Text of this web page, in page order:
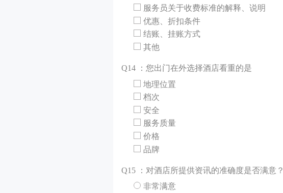
服务员关于收费标准的解释、说明
优惠、折扣条件
结账、挂账方式
其他
Q14 ：您出门在外选择酒店看重的是
地理位置
档次
安全
服务质量
价格
品牌
Q15 ：对酒店所提供资讯的准确度是否满意？
非常满意